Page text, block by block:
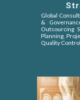
Global
&
Outsourcing
Planning,
Quality